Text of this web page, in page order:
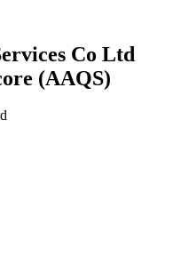
Co Ltd
(AAQS)